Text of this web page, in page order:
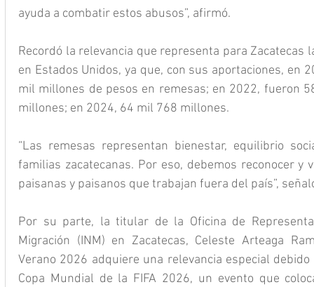
ayuda a combatir estos abusos”, afirmó.
Recordó la relevancia que representa para Zacatecas
en Estados Unidos, ya que, con sus aportaciones, en
mil millones de pesos en remesas; en 2022, fueron
millones; en 2024, 64 mil 768 millones.
“Las remesas representan bienestar, equilibrio
familias zacatecanas. Por eso, debemos reconocer
paisanas y paisanos que trabajan fuera del país”,
Por su parte, la titular de la Oficina de
Migración (INM) en Zacatecas, Celeste Arteaga
Verano 2026 adquiere una relevancia especial
Copa Mundial de la FIFA 2026, un evento que